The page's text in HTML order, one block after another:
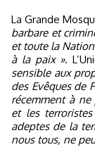
La Grande
barbare et
et toute la
à la paix ».
sensible aux
des Evêques de
récemment à ne
et les
adeptes de la
nous tous, ne